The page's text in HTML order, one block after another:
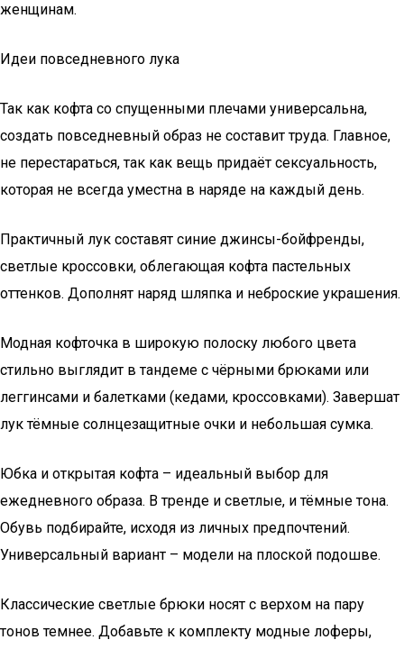
женщинам.
Идеи повседневного лука
Так как кофта со спущенными плечами универсальна,
создать повседневный образ не составит труда. Главное,
не перестараться, так как вещь придаёт сексуальность,
которая не всегда уместна в наряде на каждый день.
Практичный лук составят синие джинсы-бойфренды,
светлые кроссовки, облегающая кофта пастельных
оттенков. Дополнят наряд шляпка и неброские украшения.
Модная кофточка в широкую полоску любого цвета
стильно выглядит в тандеме с чёрными брюками или
леггинсами и балетками (кедами, кроссовками). Завершат
лук тёмные солнцезащитные очки и небольшая сумка.
Юбка и открытая кофта – идеальный выбор для
ежедневного образа. В тренде и светлые, и тёмные тона.
Обувь подбирайте, исходя из личных предпочтений.
Универсальный вариант – модели на плоской подошве.
Классические светлые брюки носят с верхом на пару
тонов темнее. Добавьте к комплекту модные лоферы,